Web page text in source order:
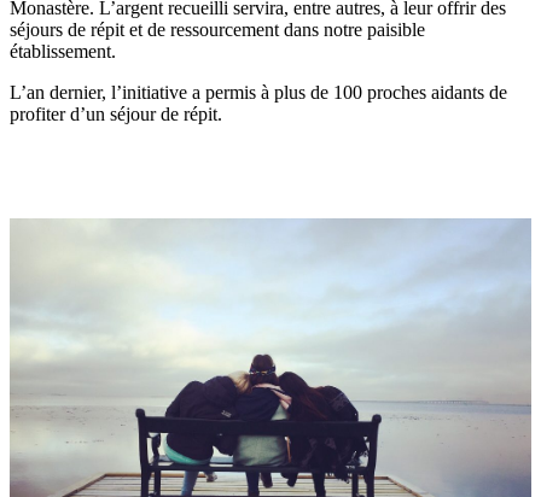
Monastère. L’argent recueilli servira, entre autres, à leur offrir des
séjours de répit et de ressourcement dans notre paisible
établissement.
L’an dernier, l’initiative a permis à plus de 100 proches aidants de
profiter d’un séjour de répit.